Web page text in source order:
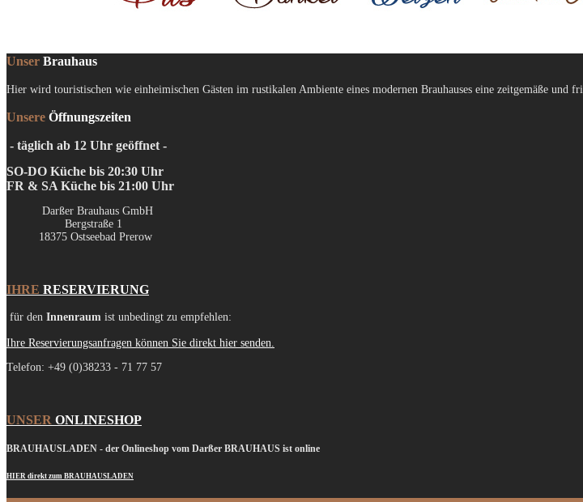
Unser Brauhaus
Hier wird touristischen wie einheimischen Gästen im rustikalen Ambiente eines modernen Brauhauses eine zeitgemäße und
Unsere Öffnungszeiten
- täglich ab 12 Uhr geöffnet -
SO-DO Küche bis 20:30 Uhr
FR & SA Küche bis 21:00 Uhr
Darßer Brauhaus GmbH
Bergstraße 1
18375 Ostseebad Prerow
IHRE RESERVIERUNG
für den Innenraum ist unbedingt zu empfehlen:
Ihre Reservierungsanfragen können Sie direkt hier senden.
Telefon: +49 (0)38233 - 71 77 57
UNSER ONLINESHOP
BRAUHAUSLADEN - der Onlineshop vom Darßer BRAUHAUS ist online
HIER direkt zum BRAUHAUSLADEN